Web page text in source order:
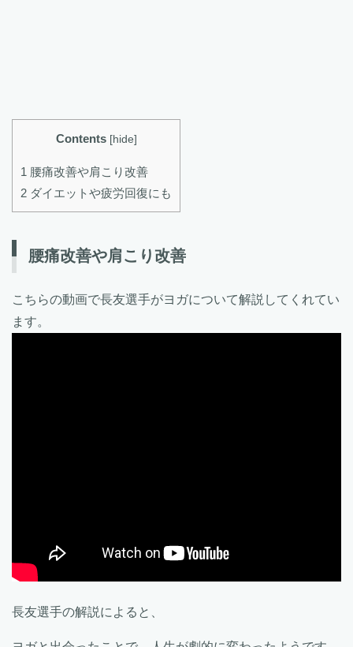
Contents [hide]
1 腰痛改善や肩こり改善
2 ダイエットや疲労回復にも
腰痛改善や肩こり改善
こちらの動画で長友選手がヨガについて解説してくれてい
ます。
長友選手の解説によると、